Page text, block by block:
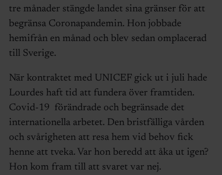
tre månader stängde landet sina gränser för att
begränsa Coronapandemin. Hon jobbade
hemifrån en månad och blev sedan omplacerad
till Sverige.
När kontraktet med UNICEF gick ut i juli hade
Lourdes haft tid att fundera över framtiden.
Covid-19 förändrade och begränsade det
internationella arbetet. Den bristfälliga vården
och svårigheten att resa hem vid behov fick
henne att tveka. Var hon beredd att åka ut igen?
Hon kom fram till att svaret var nej.